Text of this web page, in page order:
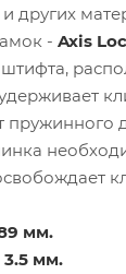
других
- Axis
пружинного
мм.
3.5 мм.